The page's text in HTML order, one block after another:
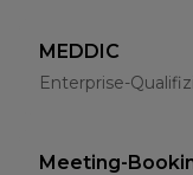
MEDDIC
Enterprise-
Meeting-